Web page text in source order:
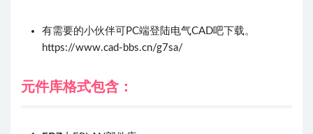
有需要的小伙伴可PC端登陆电气CAD吧下载。
https://www.cad-bbs.cn/g7sa/
元件库格式包含：